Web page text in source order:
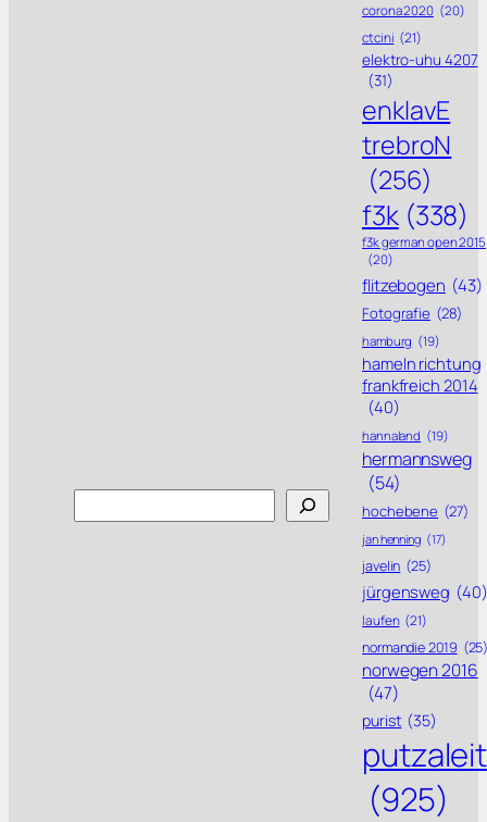
corona 2020 (20)
ctcini (21)
elektro-uhu 4207
(31)
enklavE
trebroN
(256)
f3k (338)
f3k german open 2015
(20)
flitzebogen (43)
Fotografie (28)
hamburg (19)
hameln richtung
frankfreich 2014
(40)
hannaland (19)
hermannsweg
(54)
hochebene (27)
jan henning (17)
javelin (25)
jürgensweg (40)
laufen (21)
normandie 2019
norwegen 2016
(47)
purist (35)
putzaleit
(925)